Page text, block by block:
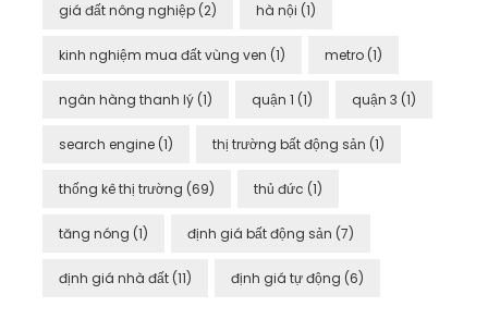
giá đất nông nghiệp (2) hà nội (1)
kinh nghiệm mua đất vùng ven (1) metro (1)
ngân hàng thanh lý (1) quận 1 (1) quận 3 (1)
search engine (1) thị trường bất động sản (1)
thống kê thị trường (69) thủ đức (1)
tăng nóng (1) định giá bất động sản (7)
định giá nhà đất (11) định giá tự động (6)